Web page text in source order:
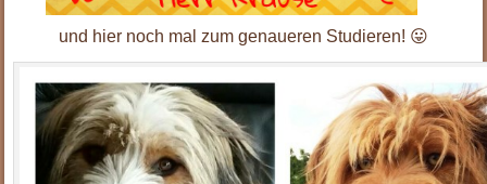
und hier noch mal zum genaueren Studieren! 😛